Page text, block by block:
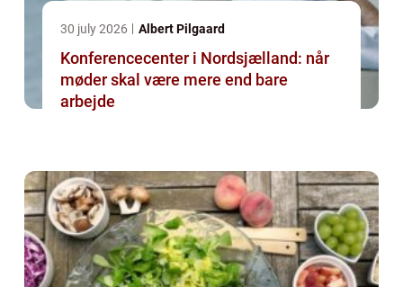
30 july 2026 Albert Pilgaard
Konferencecenter i Nordsjælland: når
møder skal være mere end bare
arbejde